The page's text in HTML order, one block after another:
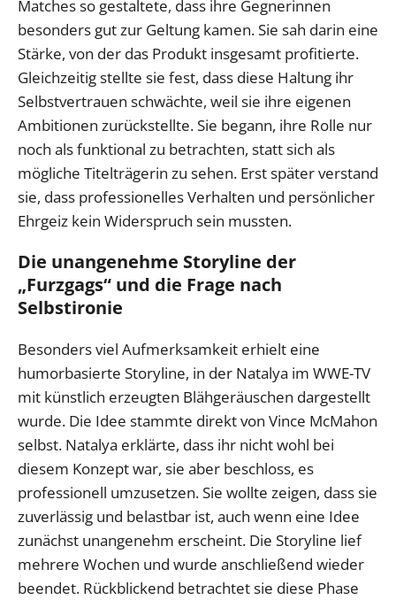
Matches so gestaltete, dass ihre Gegnerinnen
besonders gut zur Geltung kamen. Sie sah darin eine
Stärke, von der das Produkt insgesamt profitierte.
Gleichzeitig stellte sie fest, dass diese Haltung ihr
Selbstvertrauen schwächte, weil sie ihre eigenen
Ambitionen zurückstellte. Sie begann, ihre Rolle nur
noch als funktional zu betrachten, statt sich als
mögliche Titelträgerin zu sehen. Erst später verstand
sie, dass professionelles Verhalten und persönlicher
Ehrgeiz kein Widerspruch sein mussten.
Die unangenehme Storyline der
„Furzgags“ und die Frage nach
Selbstironie
Besonders viel Aufmerksamkeit erhielt eine
humorbasierte Storyline, in der Natalya im WWE-TV
mit künstlich erzeugten Blähgeräuschen dargestellt
wurde. Die Idee stammte direkt von Vince McMahon
selbst. Natalya erklärte, dass ihr nicht wohl bei
diesem Konzept war, sie aber beschloss, es
professionell umzusetzen. Sie wollte zeigen, dass sie
zuverlässig und belastbar ist, auch wenn eine Idee
zunächst unangenehm erscheint. Die Storyline lief
mehrere Wochen und wurde anschließend wieder
beendet. Rückblickend betrachtet sie diese Phase